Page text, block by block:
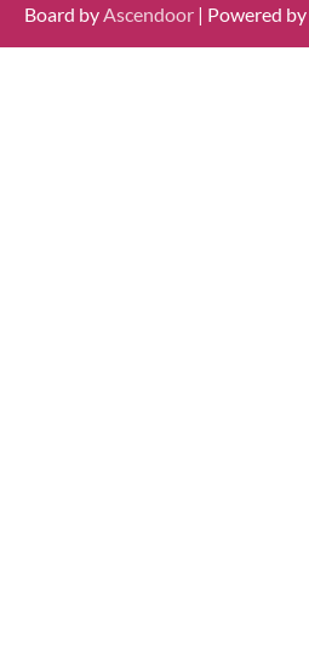
Board byAscendoor | Powered by